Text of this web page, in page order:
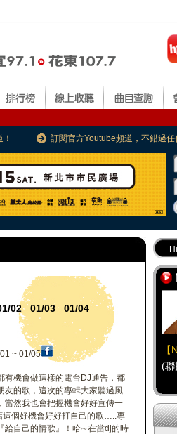
訂閱官方Youtube頻道，不錯過任
02 01/03
01/04
~ 01/05
有機會做這樣的電台DJ通告，都
友的歌，這次的專輯大家聽過風
當然我也會把握機會好好宣傳一
這個好機會好好打自己的歌…..專
給自己的情歌』！哈∼在當dj的時
【
(聯